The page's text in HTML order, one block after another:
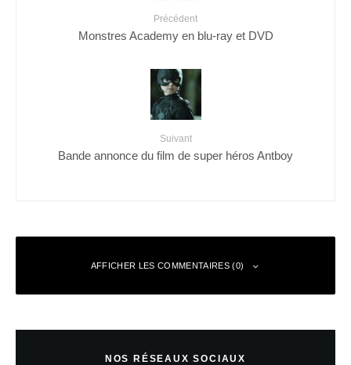
Précédent
Monstres Academy en blu-ray et DVD
Suivant
Bande annonce du film de super héros Antboy
AFFICHER LES COMMENTAIRES (0)
NOS RÉSEAUX SOCIAUX